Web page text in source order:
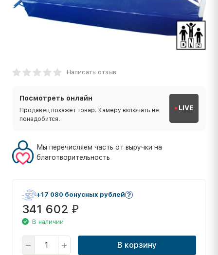
Написать отзыв
Посмотреть онлайн
Продавец покажет товар. Камеру включать не
понадобится.
LIVE
Мы перечисляем часть от выручки на
благотворительность
+17 080 бонусных рублей
341 602 ₽
В наличии
В корзину